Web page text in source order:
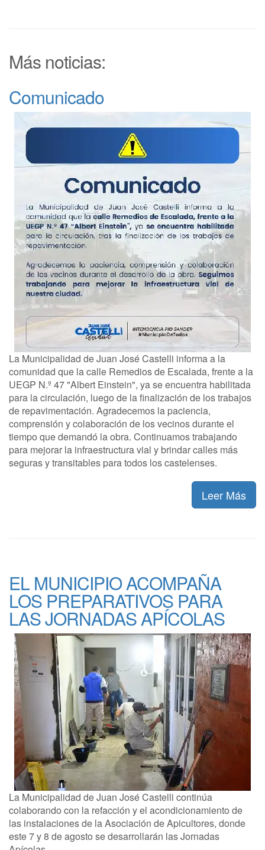
Más noticias:
Comunicado
La Municipalidad de Juan José Castelli informa a la
comunidad que la calle Remedios de Escalada, frente a la
UEGP N.º 47 "Albert Einstein", ya se encuentra habilitada
para la circulación, luego de la finalización de los trabajos
de repavimentación. Agradecemos la paciencia,
comprensión y colaboración de los vecinos durante el
tiempo que demandó la obra. Continuamos trabajando
para mejorar la infraestructura vial y brindar calles más
seguras y transitables para todos los castelenses.
Leer Más
EL MUNICIPIO ACOMPAÑA
LOS PREPARATIVOS PARA
LAS JORNADAS APÍCOLAS
La Municipalidad de Juan José Castelli continúa
colaborando con la refacción y el acondicionamiento de
las instalaciones de la Asociación de Apicultores, donde
este 7 y 8 de agosto se desarrollarán las Jornadas